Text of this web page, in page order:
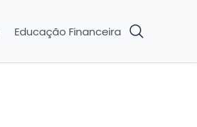
Educação Financeira